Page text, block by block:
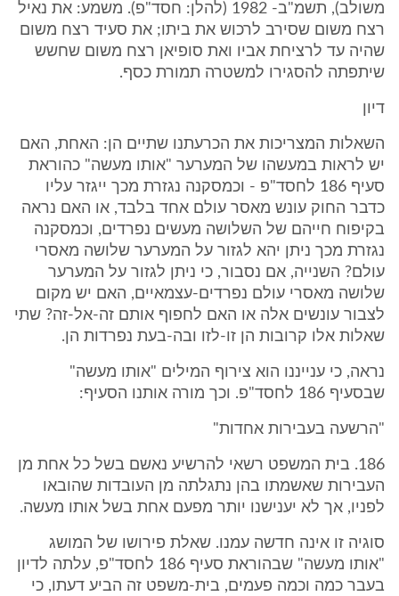
משולב), תשמ"ב- 1982 (להלן: חסד"פ). משמע: את נאיל
רצח משום שסירב לרכוש את ביתו; את סעיד רצח משום
שהיה עד לרציחת אביו ואת סופיאן רצח משום שחשש
שיתפתה להסגירו למשטרה תמורת כסף.
דיון
השאלות המצריכות את הכרעתנו שתיים הן: האחת, האם
יש לראות במעשהו של המערער "אותו מעשה" כהוראת
סעיף 186 לחסד"פ - וכמסקנה נגזרת מכך ייגזר עליו
כדבר החוק עונש מאסר עולם אחד בלבד, או האם נראה
בקיפוח חייהם של השלושה מעשים נפרדים, וכמסקנה
נגזרת מכך ניתן יהא לגזור על המערער שלושה מאסרי
עולם? השנייה, אם נסבור, כי ניתן לגזור על המערער
שלושה מאסרי עולם נפרדים-עצמאיים, האם יש מקום
לצבור עונשים אלה או האם לחפוף אותם זה-אל-זה? שתי
שאלות אלו קרובות הן זו-לזו ובה-בעת נפרדות הן.
נראה, כי ענייננו הוא צירוף המילים "אותו מעשה"
שבסעיף 186 לחסד"פ. וכך מורה אותנו הסעיף:
"הרשעה בעבירות אחדות"
186. בית המשפט רשאי להרשיע נאשם בשל כל אחת מן
העבירות שאשמתו בהן נתגלתה מן העובדות שהובאו
לפניו, אך לא יענישנו יותר מפעם אחת בשל אותו מעשה.
סוגיה זו אינה חדשה עמנו. שאלת פירושו של המושג
"אותו מעשה" שבהוראת סעיף 186 לחסד"פ, עלתה לדיון
בעבר כמה וכמה פעמים, בית-משפט זה הביע דעתו, כי